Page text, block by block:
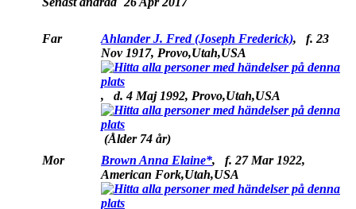
Far Ahlander J. Fred (Joseph Frederick), f. 23
Nov 1917, Provo,Utah,USA
, d. 4 Maj 1992, Provo,Utah,USA
(Ålder 74 år)
Mor
Brown Anna Elaine*, f. 27 Mar 1922,
American Fork,Utah,USA